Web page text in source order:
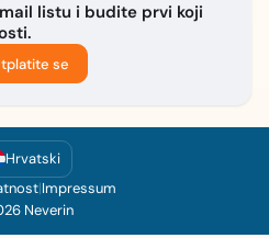
listu i budite prvi koji
se
Hrvatski
|Impressum
Neverin